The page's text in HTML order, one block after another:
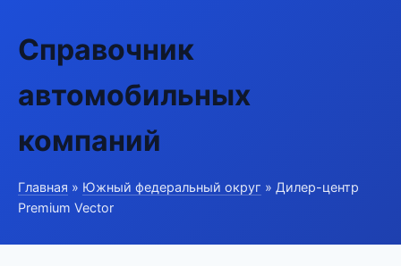
Справочник
автомобильных
компаний
Главная » Южный федеральный округ » Дилер-центр
Premium Vector